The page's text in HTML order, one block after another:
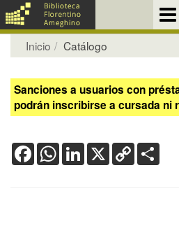
Inicio Catálogo
Sanciones a usuarios con
podrán inscribirse a cursada ni
FacebookWhatsApp
LinkedIn
X Copy
Link